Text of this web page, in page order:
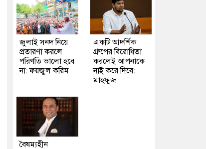
জুলাই সনদ নিয়ে
প্রতারণা করলে
পরিণতি ভালো হবে
না: ফয়জুল করিম
একটি আদর্শিক
গ্রুপের বিরোধিতা
করলেই আপনাকে
নাই করে দিবে:
মাহফুজ
বৈষম্যহীন